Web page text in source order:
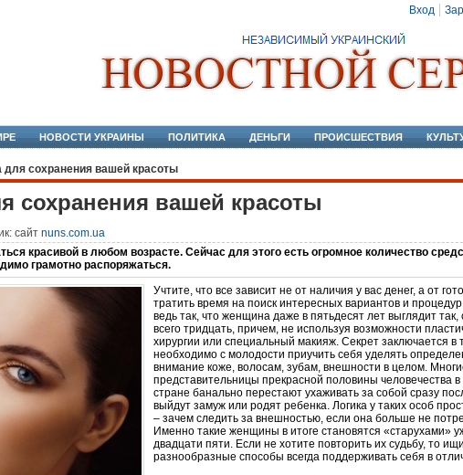
Вход
НОВОСТИ УКРАИНЫ ПОЛИТИКА ДЕНЬГИ ПРОИСШЕСТВИЯ
для сохранения вашей красоты
сохранения вашей красоты
сайт nuns.com.ua
красивой в любом возрасте. Сейчас для этого есть огромное количество
грамотно распоряжаться.
Учтите, что все зависит не от наличия у вас денег, а от
тратить время на поиск интересных вариантов и
ведь так, что женщина даже в пятьдесят лет выглядит так,
всего тридцать, причем, не используя возможности
хирургии или специальный макияж. Секрет заключается в
необходимо с молодости приучить себя уделять
внимание коже, волосам, зубам, внешности в целом.
представительницы прекрасной половины человечества
стране банально перестают ухаживать за собой сразу
выйдут замуж или родят ребенка. Логика у таких особ
– зачем следить за внешностью, если она больше не
Именно такие женщины в итоге становятся «старухами»
двадцати пяти. Если не хотите повторить их судьбу, то
разнообразные способы всегда поддерживать себя в